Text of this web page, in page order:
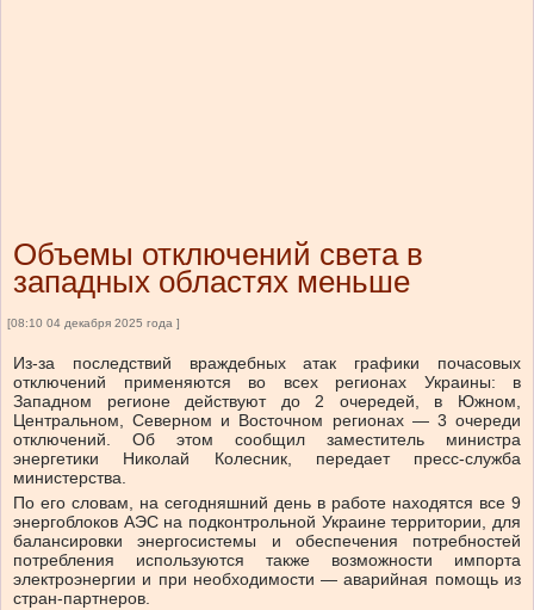
Объемы отключений света в
западных областях меньше
[08:10 04 декабря 2025 года ]
Из-за последствий враждебных атак графики почасовых
отключений применяются во всех регионах Украины: в
Западном регионе действуют до 2 очередей, в Южном,
Центральном, Северном и Восточном регионах — 3 очереди
отключений. Об этом сообщил заместитель министра
энергетики Николай Колесник, передает пресс-служба
министерства.
По его словам, на сегодняшний день в работе находятся все 9
энергоблоков АЭС на подконтрольной Украине территории, для
балансировки энергосистемы и обеспечения потребностей
потребления используются также возможности импорта
электроэнергии и при необходимости — аварийная помощь из
стран-партнеров.